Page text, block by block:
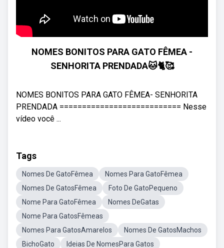
NOMES BONITOS PARA GATO FÊMEA -
SENHORITA PRENDADA🐱🐈🥰
NOMES BONITOS PARA GATO FÊMEA- SENHORITA
PRENDADA =========================== Nesse
vídeo você ...
Tags
Nomes De GatoFêmea
Nomes Para GatoFêmea
Nomes De GatosFêmea
Foto De GatoPequeno
Nome Para GatoFêmea
Nomes DeGatas
Nome Para GatosFêmeas
Nomes Para GatosAmarelos
Nomes De GatosMachos
BichoGato
Ideias De NomesPara Gatos